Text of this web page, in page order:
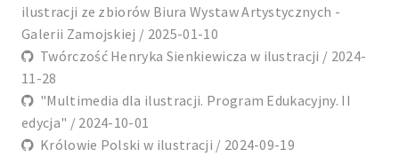
ilustracji ze zbiorów Biura Wystaw Artystycznych -
Galerii Zamojskiej / 2025-01-10
Twórczość Henryka Sienkiewicza w ilustracji / 2024-
11-28
"Multimedia dla ilustracji. Program Edukacyjny. II
edycja" / 2024-10-01
Królowie Polski w ilustracji / 2024-09-19